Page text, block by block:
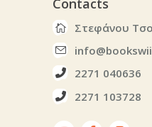
Στεφάνου
2271 040636
2271 103728